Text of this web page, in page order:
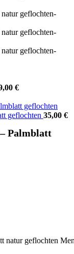
€
geflochten 35,00 €
Palmblatt
natur geflochten